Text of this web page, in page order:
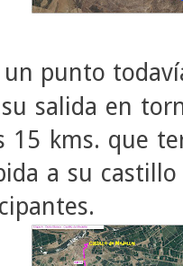
un punto
salida en
15 kms. que
a su